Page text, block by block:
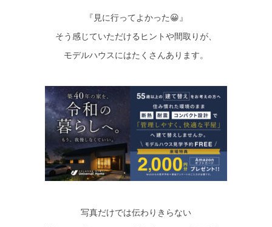
『見に行ってよかった😀』
そう感じていただけるヒントや間取りが、
モデルハウスにはたくさんあります。
写真だけでは伝わりきらない